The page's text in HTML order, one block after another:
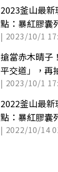
2023釜山最
點：暴紅膠囊
國最大樂園
| 2023/10/1
搶當赤木晴子
平交道」，再
車」
| 2023/10/1
2022釜山最
點：暴紅膠囊
超刺激滑車（
| 2022/10/14